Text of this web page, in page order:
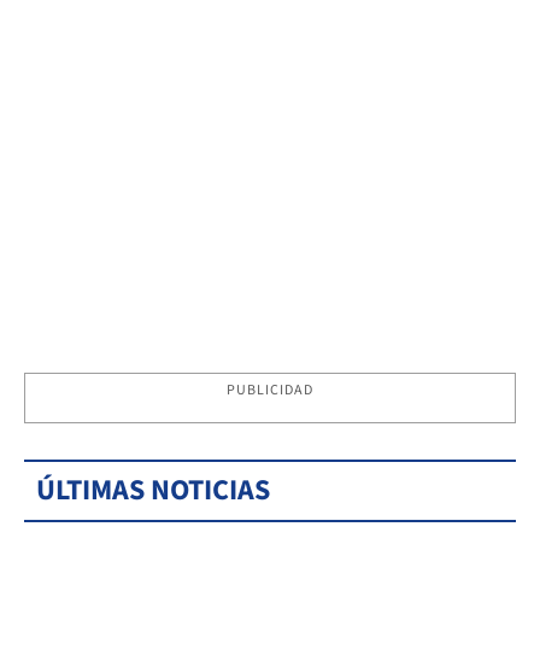
PUBLICIDAD
ÚLTIMAS NOTICIAS